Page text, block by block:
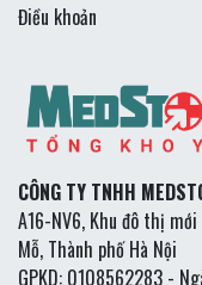
Điều khoản
CÔNG TY TNHH
A16-NV6, Khu đô thị mới
Mỗ, Thành phố Hà Nội
GPKD: 0108562283 -